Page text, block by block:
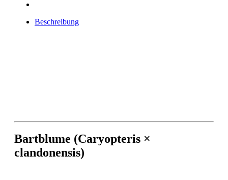
Beschreibung
Bartblume (Caryopteris ×
clandonensis)